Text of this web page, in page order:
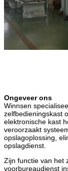
Ongeveer ons
Winnsen
zelfbedieningskast
elektronische kast
veroorzaakt
opslagoplossing,
opslagdienst.
Zijn functie van het
voorbureaudienst